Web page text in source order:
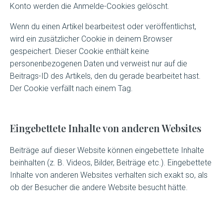
Konto werden die Anmelde-Cookies gelöscht.
Wenn du einen Artikel bearbeitest oder veröffentlichst,
wird ein zusätzlicher Cookie in deinem Browser
gespeichert. Dieser Cookie enthält keine
personenbezogenen Daten und verweist nur auf die
Beitrags-ID des Artikels, den du gerade bearbeitet hast.
Der Cookie verfällt nach einem Tag.
Eingebettete Inhalte von anderen Websites
Beiträge auf dieser Website können eingebettete Inhalte
beinhalten (z. B. Videos, Bilder, Beiträge etc.). Eingebettete
Inhalte von anderen Websites verhalten sich exakt so, als
ob der Besucher die andere Website besucht hätte.